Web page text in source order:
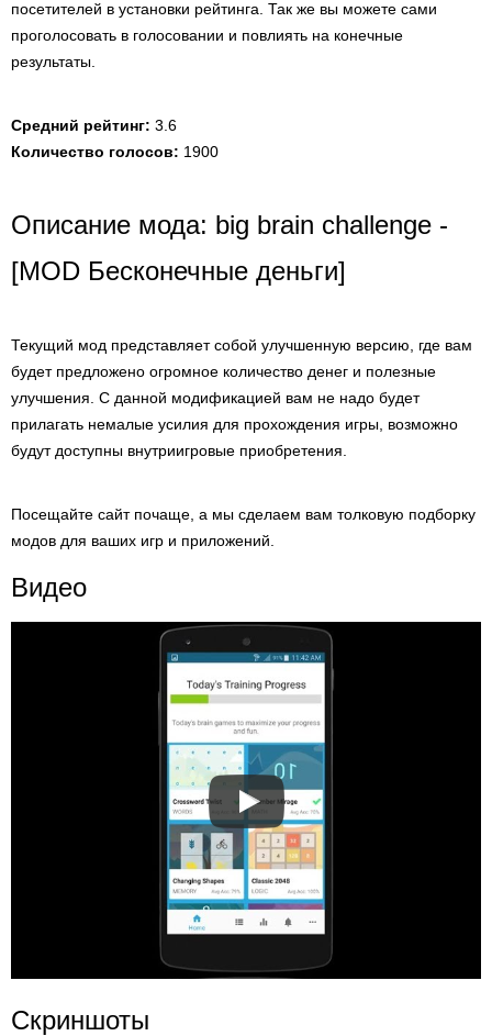
посетителей в установки рейтинга. Так же вы можете сами
проголосовать в голосовании и повлиять на конечные
результаты.
Средний рейтинг: 3.6
Количество голосов: 1900
Описание мода: big brain challenge -
[MOD Бесконечные деньги]
Текущий мод представляет собой улучшенную версию, где вам
будет предложено огромное количество денег и полезные
улучшения. С данной модификацией вам не надо будет
прилагать немалые усилия для прохождения игры, возможно
будут доступны внутриигровые приобретения.
Посещайте сайт почаще, а мы сделаем вам толковую подборку
модов для ваших игр и приложений.
Видео
Скриншоты